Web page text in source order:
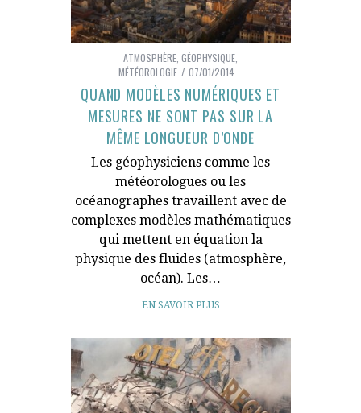
ATMOSPHÈRE GÉOPHYSIQUE
MÉTÉOROLOGIE
07/01/2014
QUAND MODÈLES NUMÉRIQUES ET
MESURES NE SONT PAS SUR LA
MÊME LONGUEUR D’ONDE
Les géophysiciens comme les
météorologues ou les
océanographes travaillent avec de
complexes modèles mathématiques
qui mettent en équation la
physique des fluides (atmosphère,
océan). Les…
EN SAVOIR PLUS